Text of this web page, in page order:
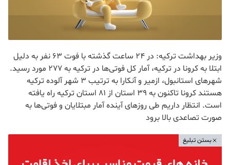
وزیر بهداشت ترکیه: در 24 ساعت گذشته با فوت 63 نفر به دلیل
ابتلا به کرونا در ترکیه، آمار کل فوتی‌ها در ترکیه به 277 مورد رسید.
شهرهای استانبول، ازمیر و آنکارا به ترتیب 3 شهر آلوده ترکیه
هستند کرونا تاکنون به 39 استان از 81 استان ترکیه راه یافته
است. انتظار داریم طی روزهای آینده آمار مبتلایان و فوتی‌ها به
صورت تصاعدی بالا برود
بستن تبلیغ